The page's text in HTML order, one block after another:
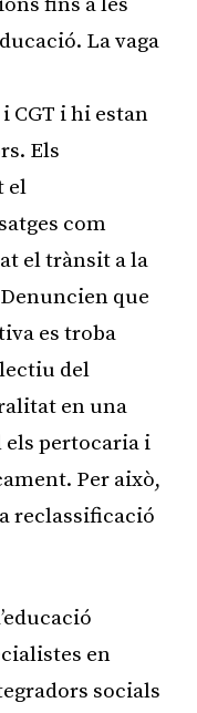
La vaga
i CGT i hi estan
Els
el
com
el trànsit a la
que
es troba
del
en una
pertocaria i
Per això,
reclassificació
en
socials